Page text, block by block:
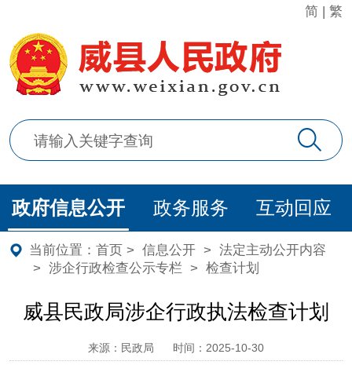
简 |繁
政府信息公开 政务服务 互动回应
当前位置： 首页> 信息公开> 法定主动公开内容
> 涉企行政检查公示专栏 > 检查计划
威县民政局涉企行政执法检查计划
来源：民政局 时间：2025-10-30